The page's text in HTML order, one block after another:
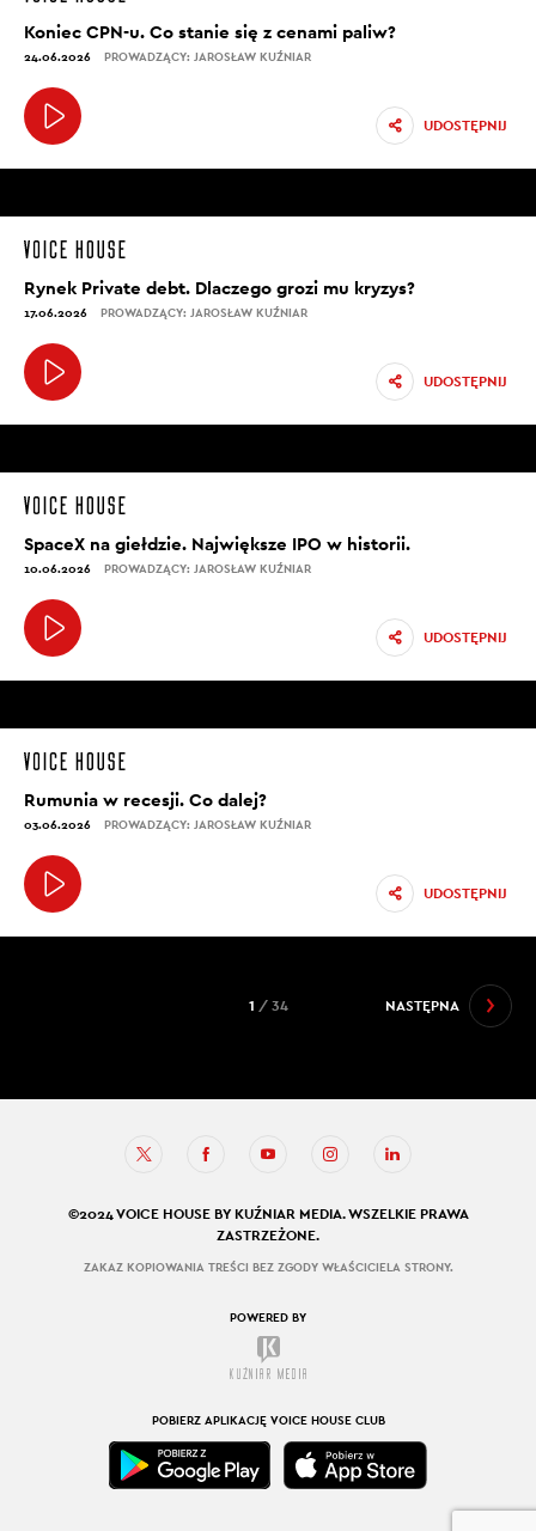
Koniec CPN-u. Co stanie się z cenami paliw?
24.06.2026 PROWADZĄCY: JAROSŁAW KUŹNIAR
UDOSTĘPNIJ
Rynek Private debt. Dlaczego grozi mu kryzys?
17.06.2026 PROWADZĄCY: JAROSŁAW KUŹNIAR
UDOSTĘPNIJ
SpaceX na giełdzie. Największe IPO w historii.
10.06.2026 PROWADZĄCY: JAROSŁAW KUŹNIAR
UDOSTĘPNIJ
Rumunia w recesji. Co dalej?
03.06.2026 PROWADZĄCY: JAROSŁAW KUŹNIAR
UDOSTĘPNIJ
NASTĘPNA
1 / 34
©2024 VOICE HOUSE BY KUŹNIAR MEDIA. WSZELKIE PRAWA
ZASTRZEŻONE.
ZAKAZ KOPIOWANIA TREŚCI BEZ ZGODY WŁAŚCICIELA STRONY.
POWERED BY
POBIERZ APLIKACJĘ VOICE HOUSE CLUB